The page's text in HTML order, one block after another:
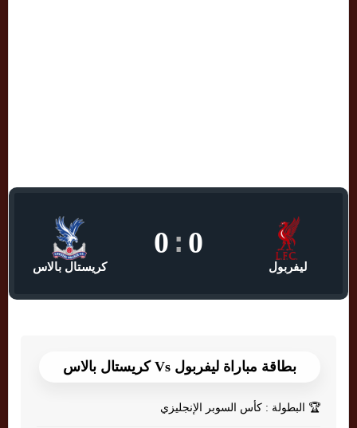
ليفربول
0
:
0
كريستال بالاس
بطاقة مباراة ليفربول Vs كريستال بالاس
🏆 البطولة : كأس السوبر الإنجليزي